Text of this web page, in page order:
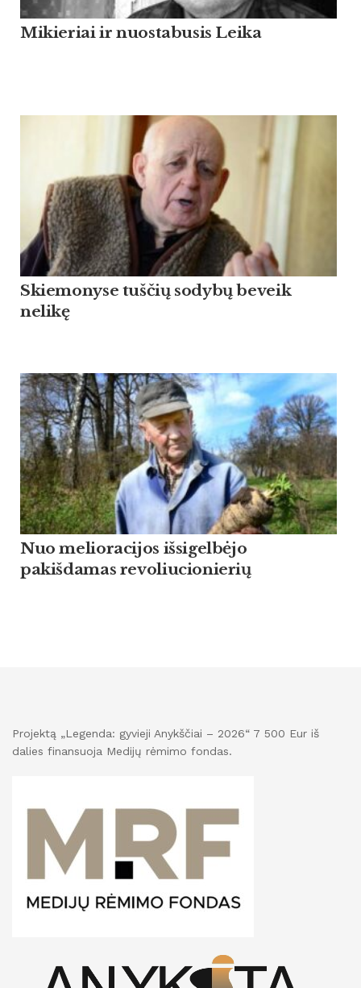
Mikieriai ir nuostabusis Leika
Skiemonyse tuščių sodybų beveik
nelikę
Nuo melioracijos išsigelbėjo
pakišdamas revoliucionierių
Projektą „Legenda: gyvieji Anykščiai – 2026“ 7 500 Eur iš
dalies finansuoja Medijų rėmimo fondas.